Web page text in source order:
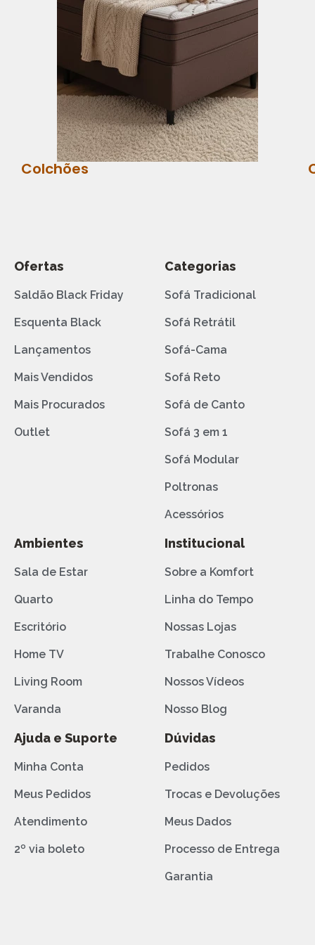
Colchões
Ofertas
Saldão Black Friday
Esquenta Black
Lançamentos
Mais Vendidos
Mais Procurados
Outlet
Categorias
Sofá Tradicional
Sofá Retrátil
Sofá-Cama
Sofá Reto
Sofá de Canto
Sofá 3 em 1
Sofá Modular
Poltronas
Acessórios
Ambientes
Sala de Estar
Quarto
Escritório
Home TV
Living Room
Varanda
Institucional
Sobre a Komfort
Linha do Tempo
Nossas Lojas
Trabalhe Conosco
Nossos Vídeos
Nosso Blog
Ajuda e Suporte
Minha Conta
Meus Pedidos
Atendimento
2º via boleto
Dúvidas
Pedidos
Trocas e Devoluções
Meus Dados
Processo de Entrega
Garantia